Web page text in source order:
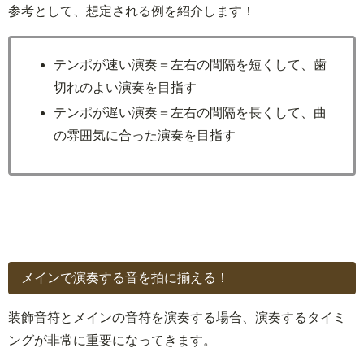
参考として、想定される例を紹介します！
テンポが速い演奏＝左右の間隔を短くして、歯
切れのよい演奏を目指す
テンポが遅い演奏＝左右の間隔を長くして、曲
の雰囲気に合った演奏を目指す
メインで演奏する音を拍に揃える！
装飾音符とメインの音符を演奏する場合、演奏するタイミ
ングが非常に重要になってきます。